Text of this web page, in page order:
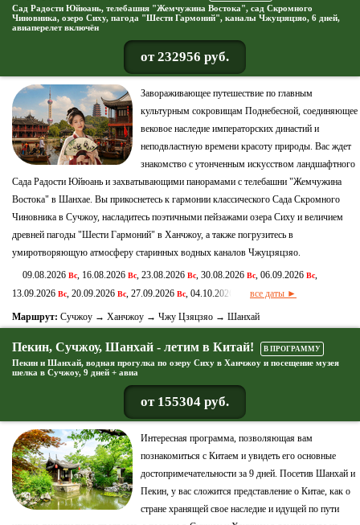
Сад Радости Юйюань, телебашня "Жемчужина Востока", сад Скромного
Чиновника, озеро Сиху, пагода "Шести Гармоний", каналы Чжуцзяцзяо, 6 дней,
авиаперелет включён
от 232956 руб.
Завораживающее путешествие по главным
культурным сокровищам Поднебесной, соединяющее
вековое наследие императорских династий и
неподвластную времени красоту природы. Вас ждет
знакомство с утонченным искусством ландшафтного
Сада Радости Юйюань и захватывающими панорамами с телебашни "Жемчужина
Востока" в Шанхае. Вы прикоснетесь к гармонии классического Сада Скромного
Чиновника в Сучжоу, насладитесь поэтичными пейзажами озера Сиху и величием
древней пагоды "Шести Гармоний" в Ханчжоу, а также погрузитесь в
умиротворяющую атмосферу старинных водных каналов Чжуцзяцзяо.
09.08.2026 Вс, 16.08.2026 Вс, 23.08.2026 Вс, 30.08.2026 Вс, 06.09.2026 Вс,
13.09.2026 Вс, 20.09.2026 Вс, 27.09.2026 Вс, 04.10.2026 все даты ►
Маршрут: Сучжоу → Ханчжоу → Чжу Цзяцзяо → Шанхай
Пекин, Сучжоу, Шанхай - летим в Китай! В ПРОГРАММУ
Пекин и Шанхай, водная прогулка по озеру Сиху в Ханчжоу и посещение музея
шелка в Сучжоу, 9 дней + авиа
от 155304 руб.
Интересная программа, позволяющая вам
познакомиться с Китаем и увидеть его основные
достопримечательности за 9 дней. Посетив Шанхай и
Пекин, у вас сложится представление о Китае, как о
стране хранящей свое наследие и идущей по пути